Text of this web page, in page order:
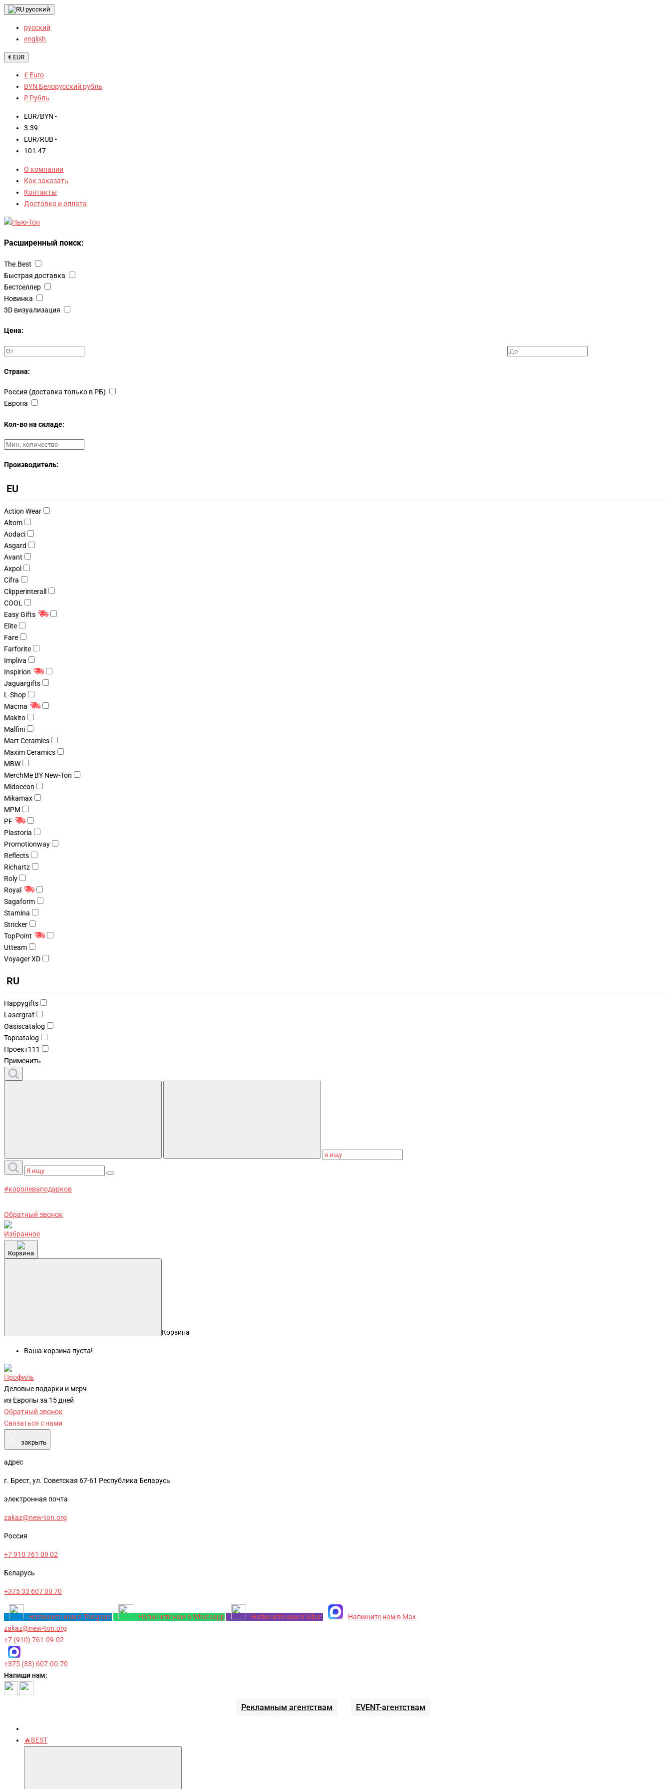
русский
русский
english
€ EUR
€ Euro
BYN Белорусский рубль
₽ Рубль
EUR/BYN -
3.39
EUR/RUB -
101.47
О компании
Как заказать
Контакты
Доставка и оплата
Расширенный поиск:
The.Best
Быстрая доставка
Бестселлер
Новинка
3D визуализация
Цена:
Страна:
Россия (доставка только в РБ)
Европа
Кол-во на складе:
Производитель:
EU
Action Wear
Altom
Aodaci
Asgard
Avant
Axpol
Cifra
Clipperinterall
COOL
Easy Gifts
Elite
Fare
Farforite
Impliva
Inspirion
Jaguargifts
L-Shop
Macma
Makito
Malfini
Mart Ceramics
Maxim Ceramics
MBW
MerchMe BY New-Ton
Midocean
Mikamax
MPM
PF
Plastoria
Promotionway
Reflects
Richartz
Roly
Royal
Sagaform
Stamina
Stricker
TopPoint
Utteam
Voyager XD
RU
Happygifts
Lasergraf
Oasiscatalog
Topcatalog
Проект111
Применить
#королеваподарков
Обратный звонок
Избранное
Корзина
Корзина
Ваша корзина пуста!
Профиль
Деловые подарки и мерч
из Европы за 15 дней
Обратный звонок
Связаться с нами
закрыть
адрес
г. Брест, ул. Советская 67-61 Республика Беларусь
электронная почта
zakaz@new-ton.org
Россия
+7 910 761 09 02
Беларусь
+375 33 607 00 70
Напишите нам в Telegram Напишите нам в Whatsapp Напишите нам в Viber
Напишите нам в Max
zakaz@new-ton.org
+7 (910) 761-09-02
+375 (33) 607-00-70
Напиши нам:
Рекламным агентствам EVENT-агентствам
🔥BEST